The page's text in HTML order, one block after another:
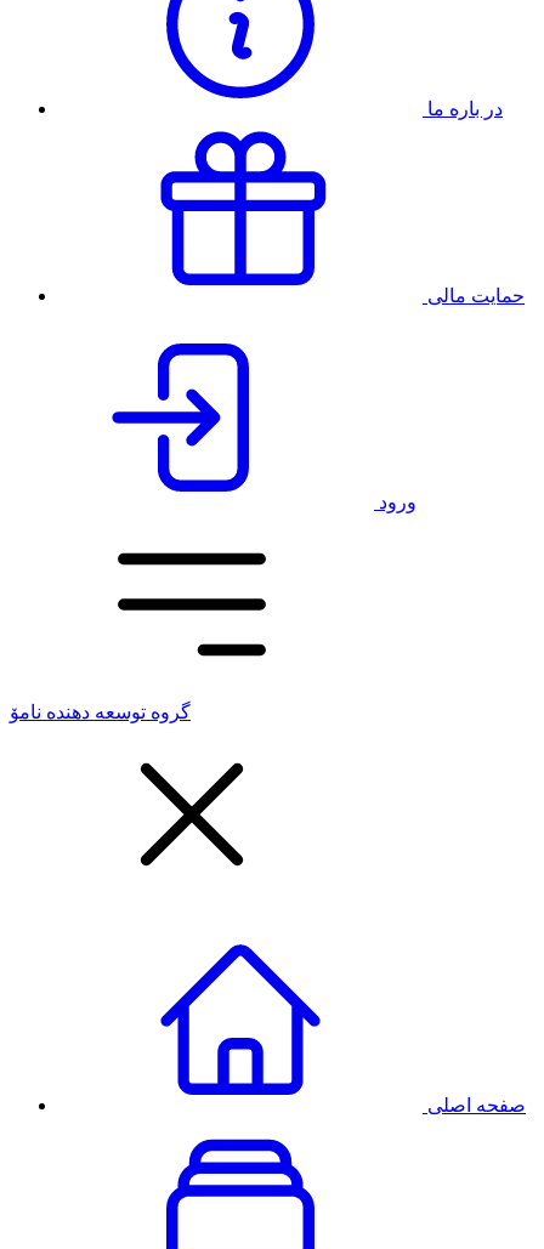
در باره ما
حمایت مالی
ورود
گروه توسعه دهنده نامۆ
صفحه اصلی